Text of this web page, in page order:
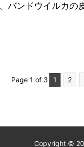
バンドウイルカの
Page 1 of 3 1 2
Copyright ©